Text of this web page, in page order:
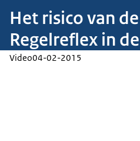
Het risico van
Regelreflex in
Video04-02-2015